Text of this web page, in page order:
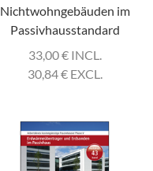
Nichtwohngebäuden im
Passivhausstandard
33,00€INCL.
30,84€EXCL.